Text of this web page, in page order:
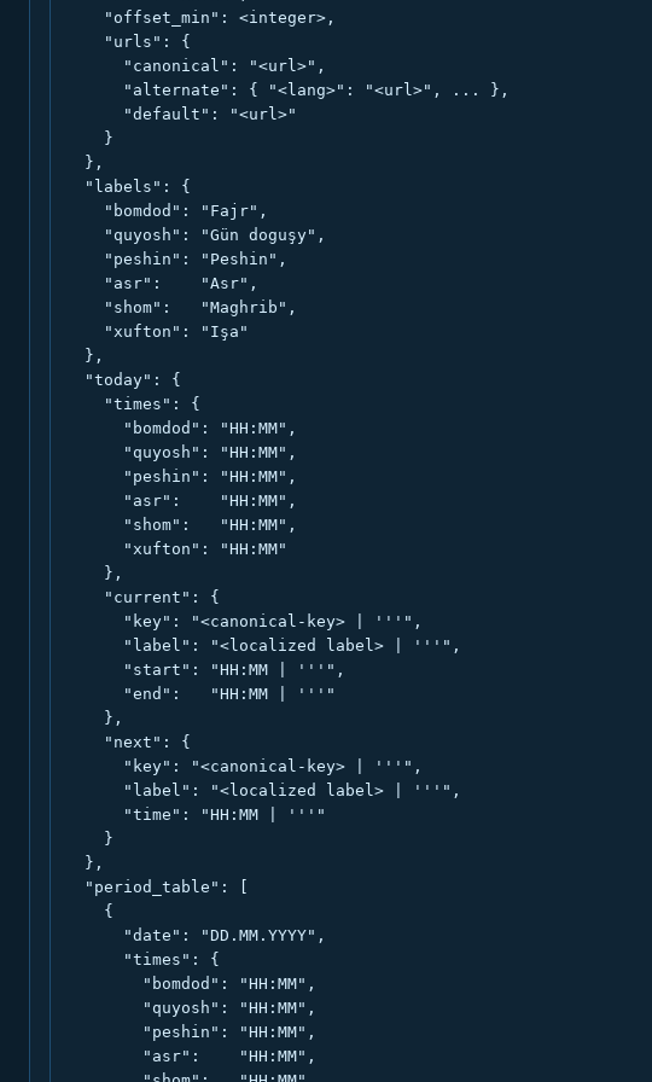
    "offset_min": <integer>,
    "urls": {
      "canonical": "<url>",
      "alternate": { "<lang>": "<url>", ... },
      "default": "<url>"
    }
  },
  "labels": {
    "bomdod": "Fajr",
    "quyosh": "Gün doguşy",
    "peshin": "Peshin",
    "asr":    "Asr",
    "shom":   "Maghrib",
    "xufton": "Işa"
  },
  "today": {
    "times": {
      "bomdod": "HH:MM",
      "quyosh": "HH:MM",
      "peshin": "HH:MM",
      "asr":    "HH:MM",
      "shom":   "HH:MM",
      "xufton": "HH:MM"
    },
    "current": {
      "key": "<canonical-key> | '''",
      "label": "<localized label> | '''",
      "start": "HH:MM | '''",
      "end":   "HH:MM | '''"
    },
    "next": {
      "key": "<canonical-key> | '''",
      "label": "<localized label> | '''",
      "time": "HH:MM | '''"
    }
  },
  "period_table": [
    {
      "date": "DD.MM.YYYY",
      "times": {
        "bomdod": "HH:MM",
        "quyosh": "HH:MM",
        "peshin": "HH:MM",
        "asr":    "HH:MM",